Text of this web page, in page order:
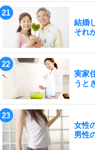
結婚
それ
実家
うと
女性
男性